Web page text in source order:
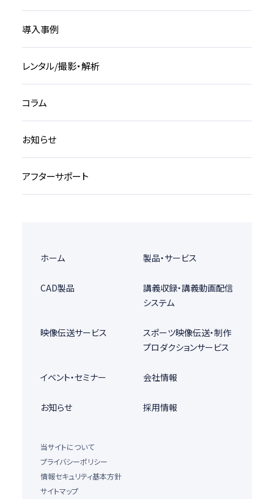
導入事例
レンタル/撮影・解析
コラム
お知らせ
アフターサポート
ホーム 製品・サービス
CAD製品
講義収録・講義動画配信
システム
映像伝送サービス
スポーツ映像伝送・制作
プロダクションサービス
イベント・セミナー 会社情報
お知らせ 採用情報
当サイトについて
プライバシーポリシー
情報セキュリティ基本方針
サイトマップ